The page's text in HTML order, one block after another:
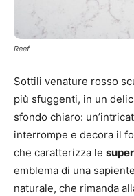
Reef
Sottili venature rosso
più̀ sfuggenti, in un
sfondo chiaro:
interrompe e decora il
che caratterizza le
emblema di una
naturale, che rimanda